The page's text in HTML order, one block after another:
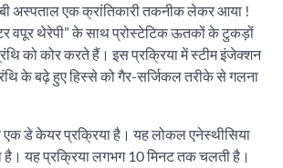
अस्पताल एक क्रांतिकारी तकनीक लेकर आया !
वपूर थेरेपी” के साथ प्रोस्टेटिक ऊतकों के टुकड़ों
को कोर करते हैं। इस प्रक्रिया में स्टीम इंजेक्शन
के बढ़े हुए हिस्से को गैर-सर्जिकल तरीके से गलना
एक डे केयर प्रक्रिया है। यह लोकल एनेस्थीसिया
है। यह प्रक्रिया लगभग 10 मिनट तक चलती है।